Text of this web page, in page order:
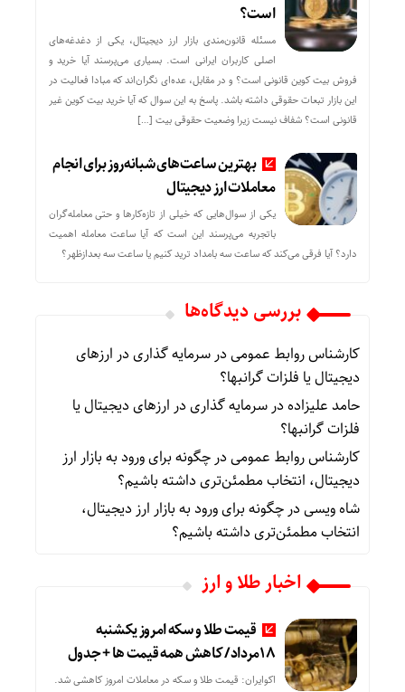
است؟
مسئله قانون‌مندی بازار ارز دیجیتال، یکی از دغدغه‌های
اصلی کاربران ایرانی است. بسیاری می‌پرسند آیا خرید و
فروش بیت کوین قانونی است؟ و در مقابل، عده‌ای نگران‌اند که مبادا فعالیت در
این بازار تبعات حقوقی داشته باشد. پاسخ به این سوال که آیا خرید بیت کوین غیر
قانونی است؟ شفاف نیست زیرا وضعیت حقوقی بیت‌ […]
بهترین ساعت‌های شبانه‌روز برای انجام
معاملات ارز دیجیتال
یکی از سوال‌هایی که خیلی از تازه‌کارها و حتی معامله‌گران
باتجربه می‌پرسند این است که آیا ساعت معامله اهمیت
دارد؟ آیا فرقی می‌کند که ساعت سه بامداد ترید کنیم یا ساعت سه بعدازظهر؟
بررسی دیدگاه‌ها
کارشناس روابط عمومیدرسرمایه گذاری در ارزهای
دیجیتال یا فلزات گرانبها؟
حامد علیزادهدرسرمایه گذاری در ارزهای دیجیتال یا
فلزات گرانبها؟
کارشناس روابط عمومیدرچگونه برای ورود به بازار ارز
دیجیتال، انتخاب مطمئن‌تری داشته باشیم؟
شاه ویسیدرچگونه برای ورود به بازار ارز دیجیتال،
انتخاب مطمئن‌تری داشته باشیم؟
اخبار طلا و ارز
قیمت طلا و سکه امروز یکشنبه
18مرداد/ کاهش همه قیمت ها + جدول
اکوایران: قیمت طلا و سکه در معاملات امروز کاهشی شد.